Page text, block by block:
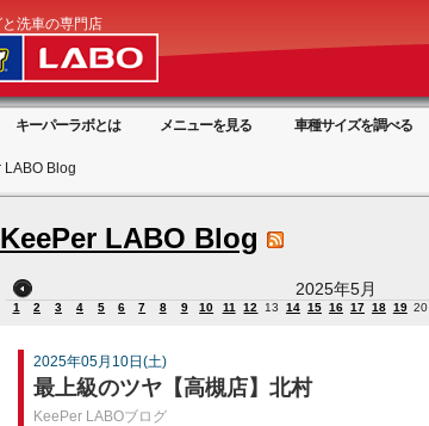
洗車の専門店
キーパーラボとは メニューを見る 車種サイズを調べる
LABO Blog
KeePer LABO Blog
2025年5月
1 2 3 4 5 6 7 8 9 10 11 12 13 14 15 16 17 18 19 20
2025年05月10日(土)
最上級のツヤ【高槻店】北村
KeePer LABOブログ